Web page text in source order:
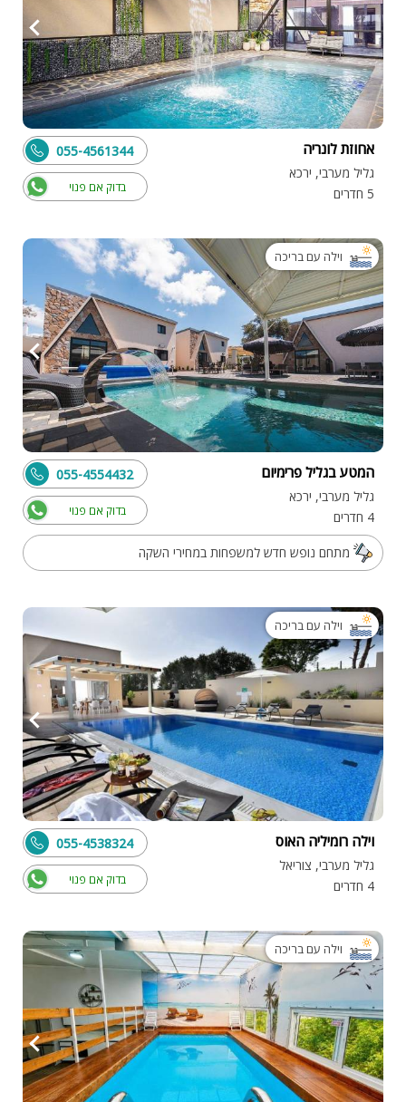
אחוזת לונריה
גליל מערבי, ירכא
5 חדרים
בדוק אם פנוי
055-4561344
וילה עם בריכה
המטע בגליל פרימיום
גליל מערבי, ירכא
4 חדרים
בדוק אם פנוי
055-4554432
מתחם נופש חדש למשפחות במחירי השקה
וילה עם בריכה
וילה רומיליה האוס
גליל מערבי, צוריאל
4 חדרים
בדוק אם פנוי
055-4538324
וילה עם בריכה